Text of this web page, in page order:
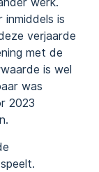
inmiddels is
verjaarde
met de
is wel
was
2023